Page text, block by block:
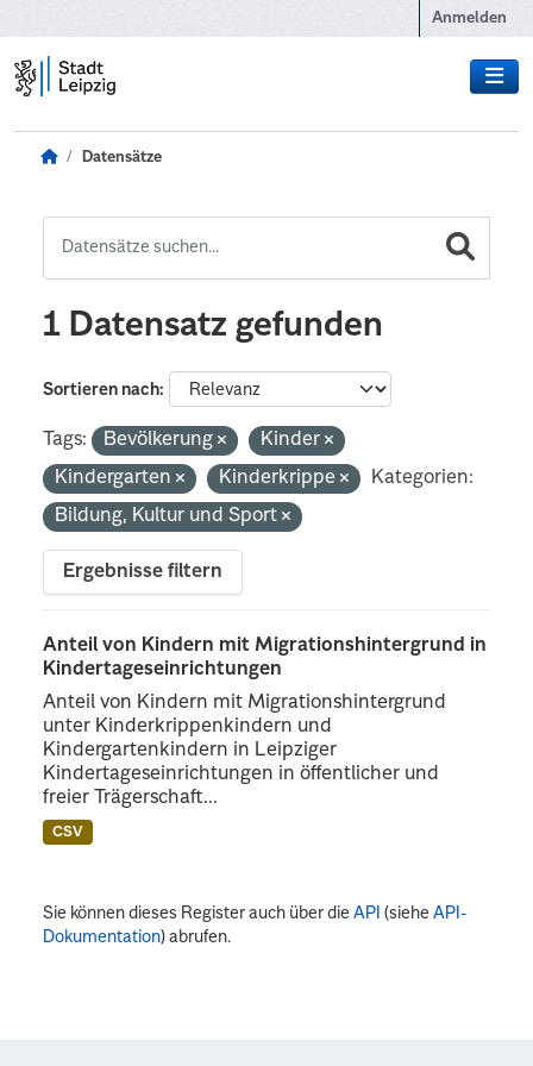
Anmelden
Datensätze
1 Datensatz gefunden
Sortieren nach
Tags: Bevölkerung
Kinder
Kindergarten
Kinderkrippe
Kategorien:
Bildung, Kultur und Sport
Ergebnisse filtern
Anteil von Kindern mit Migrationshintergrund in
Kindertageseinrichtungen
Anteil von Kindern mit Migrationshintergrund
unter Kinderkrippenkindern und
Kindergartenkindern in Leipziger
Kindertageseinrichtungen in öffentlicher und
freier Trägerschaft...
CSV
Sie können dieses Register auch über dieAPI (sieheAPI-
Dokumentation) abrufen.